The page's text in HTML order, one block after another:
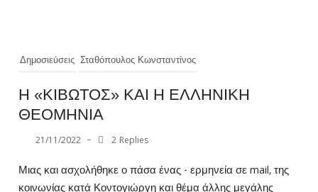
Δημοσιεύσεις Σταθόπουλος Κωνσταντίνος
Η «ΚΙΒΩΤΟΣ» ΚΑΙ Η ΕΛΛΗΝΙΚΗ
ΘΕΟΜΗΝΙΑ
21/11/2022 – 2 Replies
Μιας και ασχολήθηκε ο πάσα ένας - ερμηνεία σε mail, της